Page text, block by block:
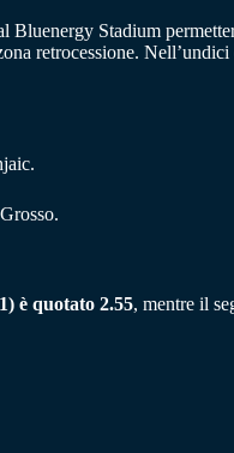
Stadium
retrocessione. Nell’undici
Grosso.
è quotato 2.55, mentre il